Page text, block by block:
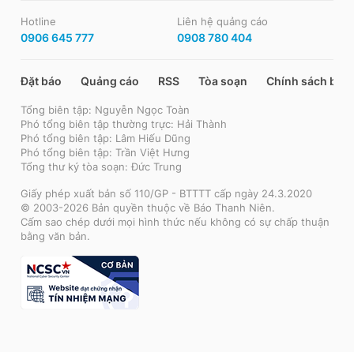
Hotline
0906 645 777
Liên hệ quảng cáo
0908 780 404
Đặt báo Quảng cáo RSS Tòa soạn Chính sách bảo
Tổng biên tập: Nguyễn Ngọc Toàn
Phó tổng biên tập thường trực: Hải Thành
Phó tổng biên tập: Lâm Hiếu Dũng
Phó tổng biên tập: Trần Việt Hưng
Tổng thư ký tòa soạn: Đức Trung
Giấy phép xuất bản số 110/GP - BTTTT cấp ngày 24.3.2020
© 2003-2026 Bản quyền thuộc về Báo Thanh Niên.
Cấm sao chép dưới mọi hình thức nếu không có sự chấp thuận
bằng văn bản.